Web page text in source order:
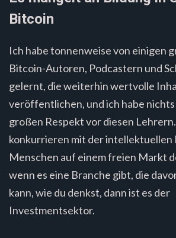
Bitcoin
Ich habe tonnenweise von einigen
Bitcoin-Autoren, Podcastern und
gelernt, die weiterhin wertvolle
veröffentlichen, und ich habe
großen Respekt vor diesen
konkurrieren mit der intellektuellen
Menschen auf einem freien Markt
wenn es eine Branche gibt, die
kann, wie du denkst, dann ist es der
Investmentsektor.